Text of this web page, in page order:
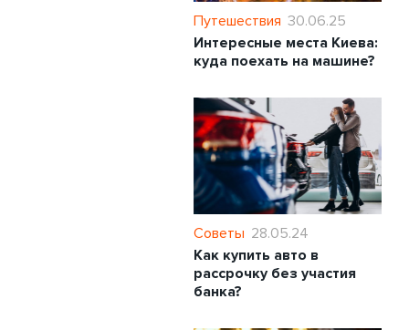
Путешествия 30.06.25
Интересные места Киева:
куда поехать на машине?
Советы 28.05.24
Как купить авто в
рассрочку без участия
банка?